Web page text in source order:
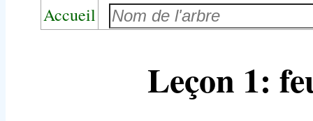
Accueil
Leçon 1: